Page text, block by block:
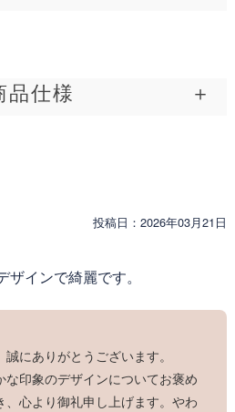
、夏の空気に溶け込むような爽やかさ
トな雰囲気ながら、自宅で手洗いで
上質をまとう、そんな大人の余裕を
品仕様
ピース】
投稿日： 2026年03月21日
インで綺麗です。
にありがとうございます。
な印象のデザインについてお褒め
心より御礼申し上げます。やわ